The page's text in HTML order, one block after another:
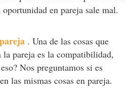
en pareja sale mal.
. Una de las cosas que
la pareja es la compatibilidad,
Nos preguntamos si es
las mismas cosas en pareja.